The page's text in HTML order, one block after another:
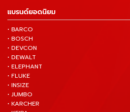
แบรนด์ยอดนิยม
• BARCO
• BOSCH
• DEVCON
• DEWALT
• ELEPHANT
• FLUKE
• INSIZE
• JUMBO
• KARCHER